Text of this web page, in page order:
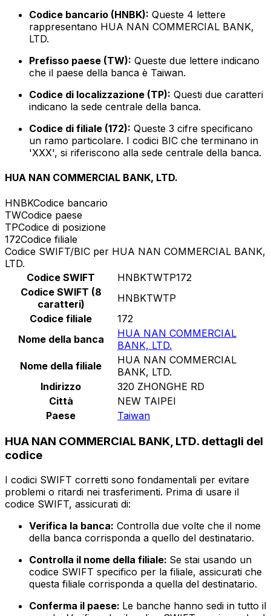
Codice bancario (HNBK): Queste 4 lettere
rappresentano HUA NAN COMMERCIAL BANK,
LTD.
Prefisso paese (TW): Queste due lettere indicano
che il paese della banca è Taiwan.
Codice di localizzazione (TP): Questi due caratteri
indicano la sede centrale della banca.
Codice di filiale (172): Queste 3 cifre specificano
un ramo particolare. I codici BIC che terminano in
'XXX', si riferiscono alla sede centrale della banca.
HUA NAN COMMERCIAL BANK, LTD.
HNBKCodice bancario
TWCodice paese
TPCodice di posizione
172Codice filiale
Codice SWIFT/BIC per HUA NAN COMMERCIAL BANK,
LTD.
Codice SWIFT
HNBKTWTP172
Codice SWIFT (8
caratteri)
HNBKTWTP
Codice filiale
172
Nome della banca
HUA NAN COMMERCIAL
BANK, LTD.
Nome della filiale
HUA NAN COMMERCIAL
BANK, LTD.
Indirizzo
320 ZHONGHE RD
Città
NEW TAIPEI
Paese
Taiwan
HUA NAN COMMERCIAL BANK, LTD. dettagli del
codice
I codici SWIFT corretti sono fondamentali per evitare
problemi o ritardi nei trasferimenti. Prima di usare il
codice SWIFT, assicurati di:
Verifica la banca: Controlla due volte che il nome
della banca corrisponda a quello del destinatario.
Controlla il nome della filiale: Se stai usando un
codice SWIFT specifico per la filiale, assicurati che
questa filiale corrisponda a quella del destinatario.
Conferma il paese: Le banche hanno sedi in tutto il